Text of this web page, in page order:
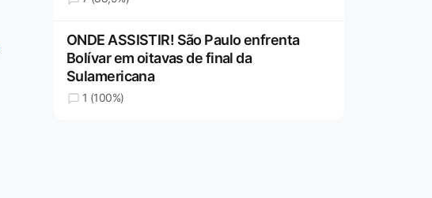
ONDE ASSISTIR! São Paulo enfrenta
Bolívar em oitavas de final da
Sulamericana
1 (100%)